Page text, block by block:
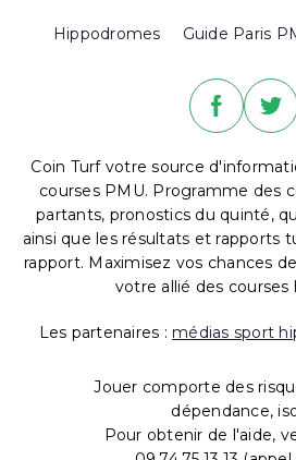
Hippodromes Guide Paris
Coin Turf votre source
courses PMU. Programme des
partants, pronostics du quinté,
ainsi que les résultats et rapports
rapport. Maximisez vos chances
votre allié des courses
Les partenaires : médias sport
Jouer comporte des
dépendance,
Pour obtenir de l'aide,